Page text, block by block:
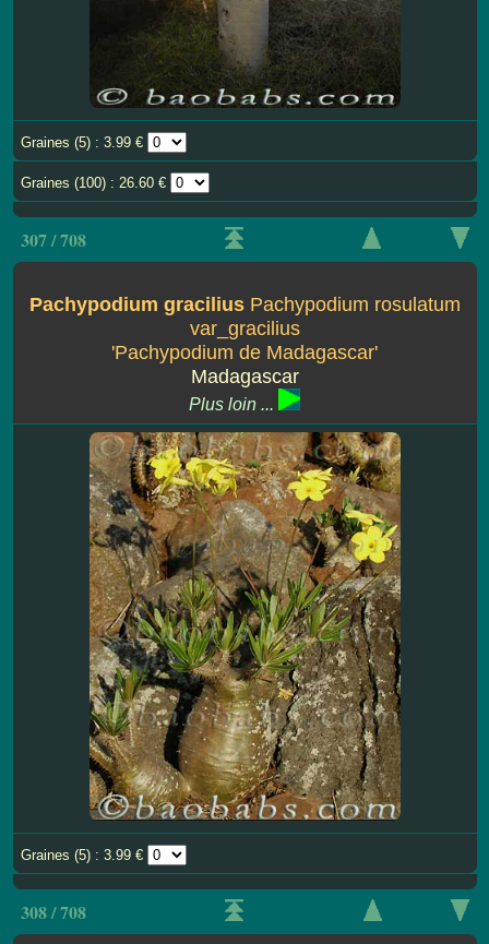
Graines (5) : 3.99 €
Graines (100) : 26.60 €
307 / 708
Pachypodium gracilius Pachypodium rosulatum
var_gracilius
'Pachypodium de Madagascar'
Madagascar
Plus loin ...
Graines (5) : 3.99 €
308 / 708